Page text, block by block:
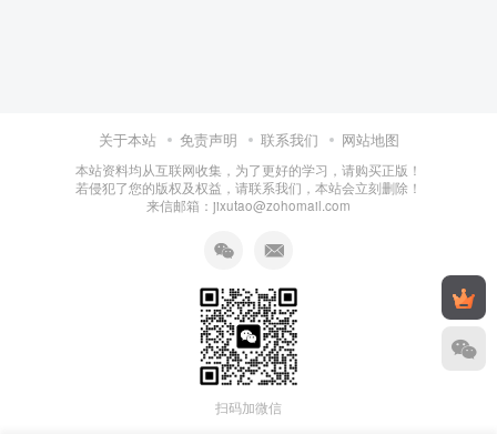
关于本站 免责声明 联系我们 网站地图
本站资料均从互联网收集，为了更好的学习，请购买正版！
若侵犯了您的版权及权益，请联系我们，本站会立刻删除！
来信邮箱：jixutao@zohomail.com
扫码加微信